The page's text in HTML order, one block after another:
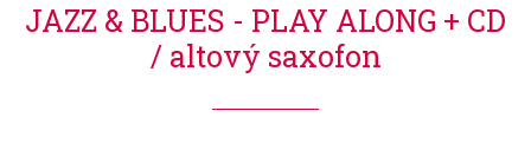
JAZZ & BLUES - PLAY ALONG + CD
/ altový saxofon